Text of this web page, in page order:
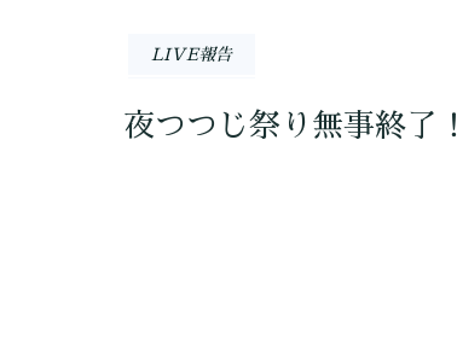
LIVE報告
夜つつじ祭り無事終了！